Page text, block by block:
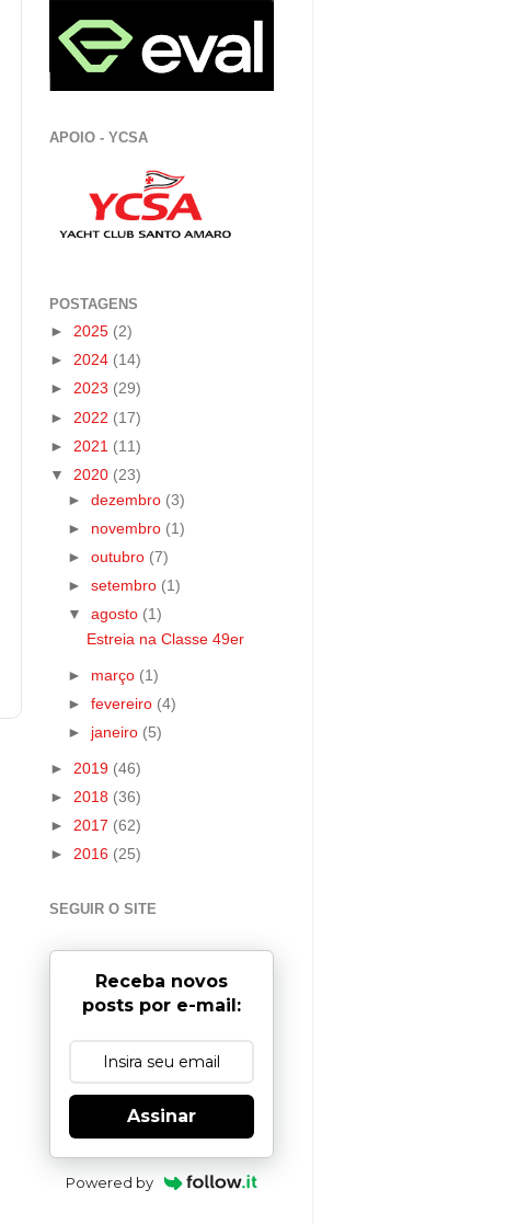
APOIO - YCSA
POSTAGENS
► 2025 (2)
► 2024 (14)
► 2023 (29)
► 2022 (17)
► 2021 (11)
▼ 2020 (23)
►dezembro (3)
► novembro (1)
►outubro (7)
►setembro (1)
▼agosto (1)
Estreia na Classe 49er
► março (1)
►fevereiro (4)
► janeiro (5)
► 2019 (46)
► 2018 (36)
► 2017 (62)
► 2016 (25)
SEGUIR O SITE
Receba novos
posts por e-mail:
Assinar
Powered by